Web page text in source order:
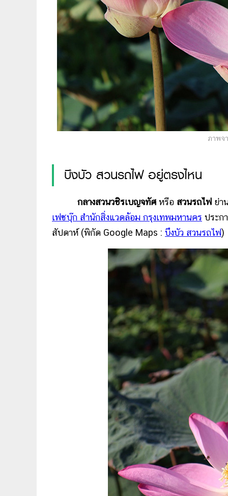
ภาพจ
บึงบัว สวนรถไฟ อยู่ตรงไหน
กลางสวนวชิรเบญจทัศ หรือ สวนรถไฟ ย่า
เฟซบุ๊ก สำนักสิ่งแวดล้อม กรุงเทพมหานคร ประก
สัปดาห์ (พิกัด Google Maps : บึงบัว สวนรถไฟ)